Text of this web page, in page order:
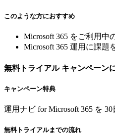
このような方におすすめ
Microsoft 365 をご利用中
Microsoft 365 運用に課題
無料トライアル キャンペーン
キャンペーン特典
運用ナビ for Microsoft 365 を
無料トライアルまでの流れ